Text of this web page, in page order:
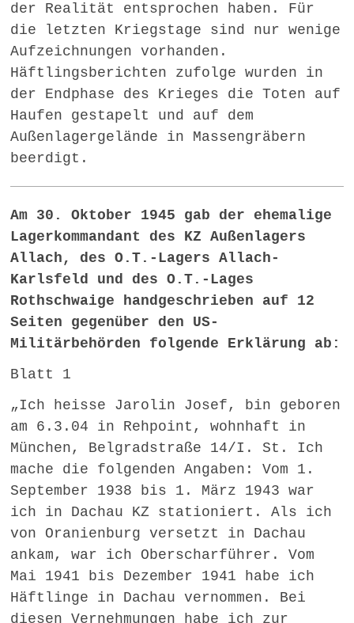
der Realität entsprochen haben. Für
die letzten Kriegstage sind nur wenige
Aufzeichnungen vorhanden.
Häftlingsberichten zufolge wurden in
der Endphase des Krieges die Toten auf
Haufen gestapelt und auf dem
Außenlagergelände in Massengräbern
beerdigt.
Am 30. Oktober 1945 gab der ehemalige
Lagerkommandant des KZ Außenlagers
Allach, des O.T.-Lagers Allach-
Karlsfeld und des O.T.-Lages
Rothschwaige handgeschrieben auf 12
Seiten gegenüber den US-
Militärbehörden folgende Erklärung ab:
Blatt 1
„Ich heisse Jarolin Josef, bin geboren
am 6.3.04 in Rehpoint, wohnhaft in
München, Belgradstraße 14/I. St. Ich
mache die folgenden Angaben: Vom 1.
September 1938 bis 1. März 1943 war
ich in Dachau KZ stationiert. Als ich
von Oranienburg versetzt in Dachau
ankam, war ich Oberscharführer. Vom
Mai 1941 bis Dezember 1941 habe ich
Häftlinge in Dachau vernommen. Bei
diesen Vernehmungen habe ich zur